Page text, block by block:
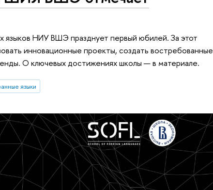
языков НИУ ВШЭ празднует первый юбилей. За этот
инновационные проекты, создать востребованные
О ключевых достижениях школы — в материале.
языки